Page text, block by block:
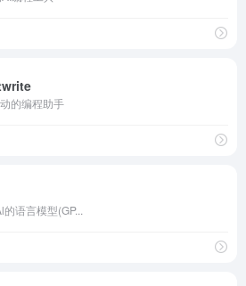
的编程助手
语言模型(GP...